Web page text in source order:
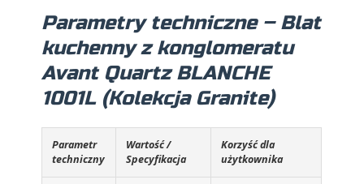
Parametry techniczne – Blat
kuchenny z konglomeratu
Avant Quartz BLANCHE
1001L (Kolekcja Granite)
Parametr
techniczny
Wartość /
Specyfikacja
Korzyść dla
użytkownika